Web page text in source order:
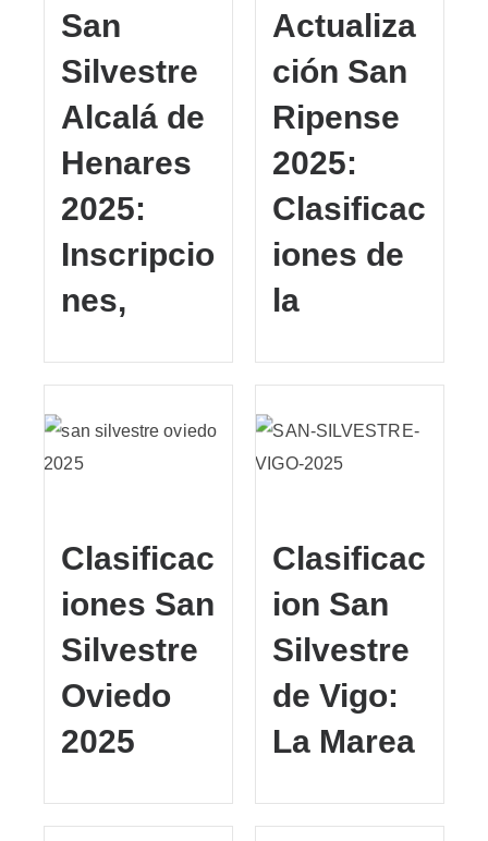
San
Silvestre
Alcalá de
Henares
2025:
Inscripcio
nes,
Actualiza
ción San
Ripense
2025:
Clasificac
iones de
la
Clasificac
iones San
Silvestre
Oviedo
2025
Clasificac
ion San
Silvestre
de Vigo:
La Marea